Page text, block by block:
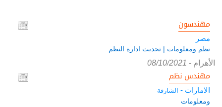
مهندسون
مصر
نظم ومعلومات | تحديث ادارة النظم
الأهرام -
08/10/2021
مهندس نظم
الامارات - الشارقة
ومعلومات